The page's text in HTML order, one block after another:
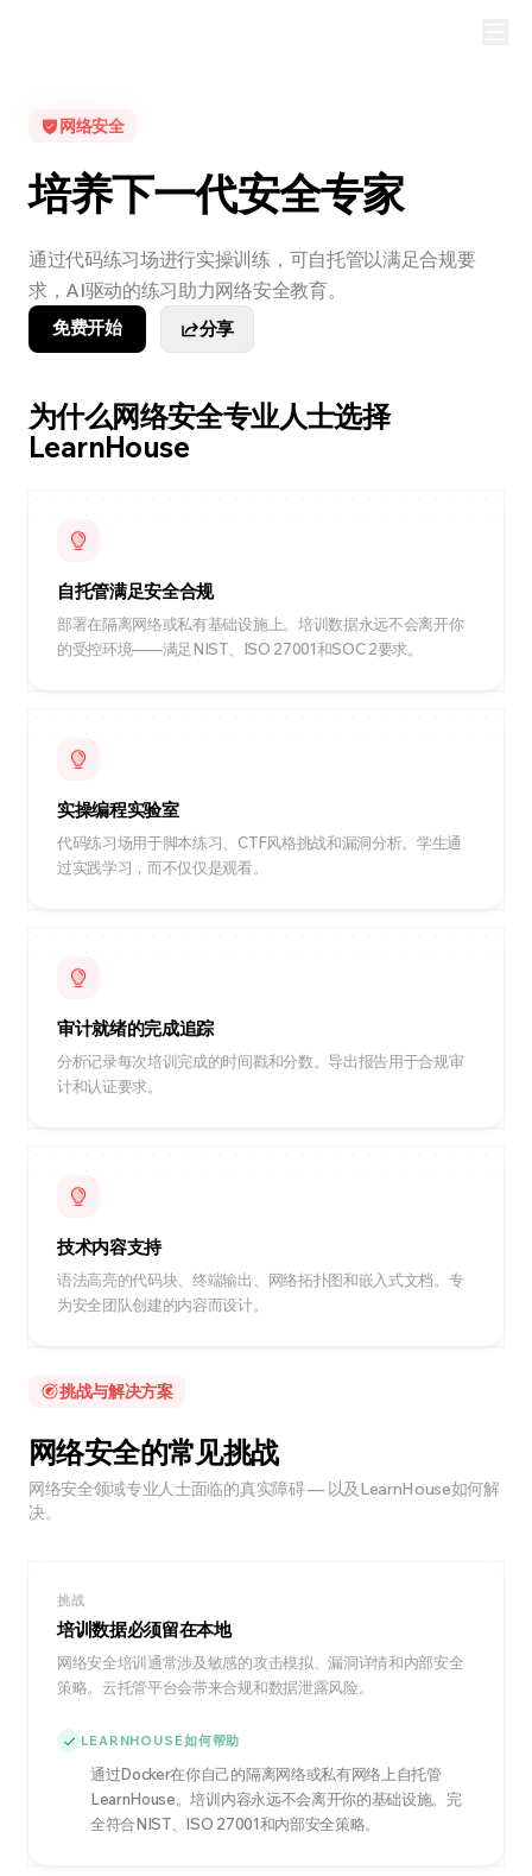
网络安全
培养下一代安全专家
通过代码练习场进行实操训练，可自托管以满足合规要
求，AI驱动的练习助力网络安全教育。
免费开始 分享
为什么网络安全专业人士选择
LearnHouse
自托管满足安全合规
部署在隔离网络或私有基础设施上。培训数据永远不会离开你
的受控环境——满足NIST、ISO 27001和SOC 2要求。
实操编程实验室
代码练习场用于脚本练习、CTF风格挑战和漏洞分析。学生通
过实践学习，而不仅仅是观看。
审计就绪的完成追踪
分析记录每次培训完成的时间戳和分数。导出报告用于合规审
计和认证要求。
技术内容支持
语法高亮的代码块、终端输出、网络拓扑图和嵌入式文档。专
为安全团队创建的内容而设计。
挑战与解决方案
网络安全的常见挑战
网络安全领域专业人士面临的真实障碍 — 以及LearnHouse如何解
决。
挑战
培训数据必须留在本地
网络安全培训通常涉及敏感的攻击模拟、漏洞详情和内部安全
策略。云托管平台会带来合规和数据泄露风险。
LEARNHOUSE如何帮助
通过Docker在你自己的隔离网络或私有网络上自托管
LearnHouse。培训内容永远不会离开你的基础设施。完
全符合NIST、ISO 27001和内部安全策略。